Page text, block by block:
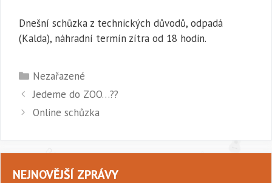
Dnešní schůzka z technických důvodů, odpadá
(Kalda), náhradní termín zítra od 18 hodin.
Rubriky
Nezařazené
Jedeme do ZOO…??
Online schůzka
NEJNOVĚJŠÍ ZPRÁVY